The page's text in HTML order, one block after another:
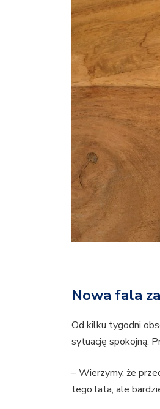
Nowa fala
Od kilku tygodni
sytuację spokojną.
– Wierzymy, że
tego lata, ale